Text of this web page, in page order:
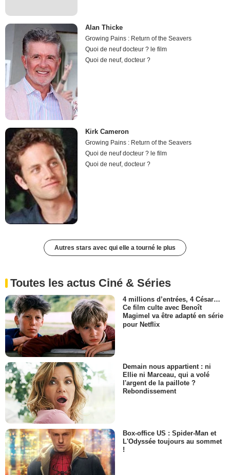
Alan Thicke
Growing Pains : Return of the Seavers
Quoi de neuf docteur ? le film
Quoi de neuf, docteur ?
Kirk Cameron
Growing Pains : Return of the Seavers
Quoi de neuf docteur ? le film
Quoi de neuf, docteur ?
Autres stars avec qui elle a tourné le plus
Toutes les actus Ciné & Séries
4 millions d’entrées, 4 César…
Ce film culte avec Benoît
Magimel va être adapté en série
pour Netflix
Demain nous appartient : ni
Ellie ni Marceau, qui a volé
l'argent de la paillote ?
Rebondissement
Box-office US : Spider-Man et
L'Odyssée toujours au sommet
!